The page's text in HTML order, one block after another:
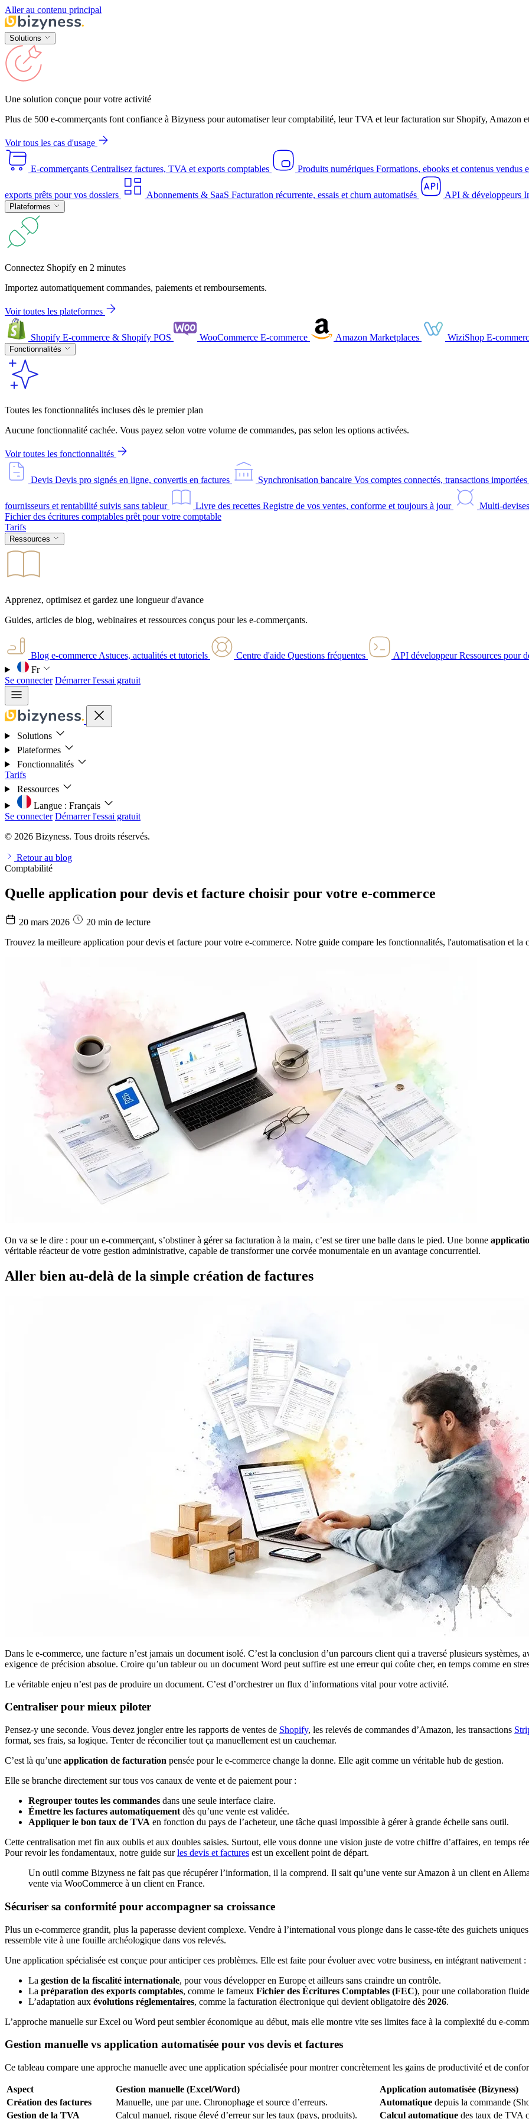
Aller au contenu principal
Solutions
Une solution conçue pour votre activité
Plus de 500 e-commerçants font confiance à Bizyness pour automatiser leur comptabilité, leur TVA et leur facturation sur Shopify, Amazon
Voir tous les cas d'usage
E-commerçants Centralisez factures, TVA et exports comptables Produits numériques Formations, ebooks et contenus vendus
exports prêts pour vos dossiers Abonnements & SaaS Facturation récurrente, essais et churn automatisés API & développeurs
Plateformes
Connectez Shopify en 2 minutes
Importez automatiquement commandes, paiements et remboursements.
Voir toutes les plateformes
Shopify E-commerce & Shopify POS WooCommerce E-commerce Amazon Marketplaces WiziShop E-
Fonctionnalités
Toutes les fonctionnalités incluses dès le premier plan
Aucune fonctionnalité cachée. Vous payez selon votre volume de commandes, pas selon les options activées.
Voir toutes les fonctionnalités
Devis Devis pro signés en ligne, convertis en factures Synchronisation bancaire Vos comptes connectés, transactions
fournisseurs et rentabilité suivis sans tableur Livre des recettes Registre de vos ventes, conforme et toujours à jour Multi-devises
Fichier des écritures comptables prêt pour votre comptable
Tarifs
Ressources
Apprenez, optimisez et gardez une longueur d'avance
Guides, articles de blog, webinaires et ressources conçus pour les e-commerçants.
Blog e-commerce Astuces, actualités et tutoriels Centre d'aide Questions fréquentes API développeurRessources pour
Fr
Se connecter Démarrer l'essai gratuit
Solutions
Plateformes
Fonctionnalités
Tarifs
Ressources
Langue : Français
Se connecter Démarrer l'essai gratuit
© 2026 Bizyness. Tous droits réservés.
Retour au blog
Comptabilité
Quelle application pour devis et facture choisir pour votre e-commerce
20 mars 2026
20 min de lecture
Trouvez la meilleure application pour devis et facture pour votre e-commerce. Notre guide compare les fonctionnalités, l'automatisation et la
On va se le dire : pour un e-commerçant, s’obstiner à gérer sa facturation à la main, c’est se tirer une balle dans le pied. Une bonne
véritable réacteur de votre gestion administrative, capable de transformer une corvée monumentale en un avantage concurrentiel.
Aller bien au-delà de la simple création de factures
Dans le e-commerce, une facture n’est jamais un document isolé. C’est la conclusion d’un parcours client qui a traversé plusieurs systèmes,
exigence de précision absolue. Croire qu’un tableur ou un document Word peut suffire est une erreur qui coûte cher, en temps comme en
Le véritable enjeu n’est pas de produire un document. C’est d’orchestrer un flux d’informations vital pour votre activité.
Centraliser pour mieux piloter
Pensez-y une seconde. Vous devez jongler entre les rapports de ventes de Shopify, les relevés de commandes d’Amazon, les transactions
format, ses frais, sa logique. Tenter de réconcilier tout ça manuellement est un cauchemar.
C’est là qu’une application de facturation pensée pour le e-commerce change la donne. Elle agit comme un véritable hub de gestion.
Elle se branche directement sur tous vos canaux de vente et de paiement pour :
Regrouper toutes les commandes dans une seule interface claire.
Émettre les factures automatiquement dès qu’une vente est validée.
Appliquer le bon taux de TVA en fonction du pays de l’acheteur, une tâche quasi impossible à gérer à grande échelle sans outil.
Cette centralisation met fin aux oublis et aux doubles saisies. Surtout, elle vous donne une vision juste de votre chiffre d’affaires, en temps
Pour revoir les fondamentaux, notre guide surles devis et factures est un excellent point de départ.
Un outil comme Bizyness ne fait pas que récupérer l’information, il la comprend. Il sait qu’une vente sur Amazon à un client en
vente via WooCommerce à un client en France.
Sécuriser sa conformité pour accompagner sa croissance
Plus un e-commerce grandit, plus la paperasse devient complexe. Vendre à l’international vous plonge dans le casse-tête des guichets uniques
ressemble vite à une fouille archéologique dans vos relevés.
Une application spécialisée est conçue pour anticiper ces problèmes. Elle est faite pour évoluer avec votre business, en intégrant nativement :
La gestion de la fiscalité internationale, pour vous développer en Europe et ailleurs sans craindre un contrôle.
La préparation des exports comptables, comme le fameux Fichier des Écritures Comptables (FEC), pour une collaboration
L’adaptation aux évolutions réglementaires, comme la facturation électronique qui devient obligatoire dès 2026.
L’approche manuelle sur Excel ou Word peut sembler économique au début, mais elle montre vite ses limites face à la complexité du e-
Gestion manuelle vs application automatisée pour vos devis et factures
Ce tableau compare une approche manuelle avec une application spécialisée pour montrer concrètement les gains de productivité et de
Aspect Gestion manuelle (Excel/Word)
Application automatisée (Bizyness)
Création des factures
Manuelle, une par une. Chronophage et source d’erreurs. Automatique depuis la commande
Gestion de la TVA
Calcul manuel, risque élevé d’erreur sur les taux (pays, produits). Calcul automatique des taux de TVA